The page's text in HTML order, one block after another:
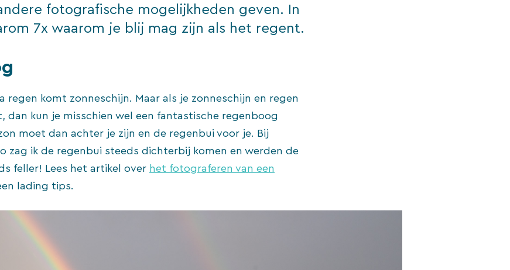
fotografische mogelijkheden geven. In
7x waarom je blij mag zijn als het regent.
regen komt zonneschijn. Maar als je zonneschijn en regen
dan kun je misschien wel een fantastische regenboog
moet dan achter je zijn en de regenbui voor je. Bij
zag ik de regenbui steeds dichterbij komen en werden de
feller! Lees het artikel over het fotograferen van een
lading tips.